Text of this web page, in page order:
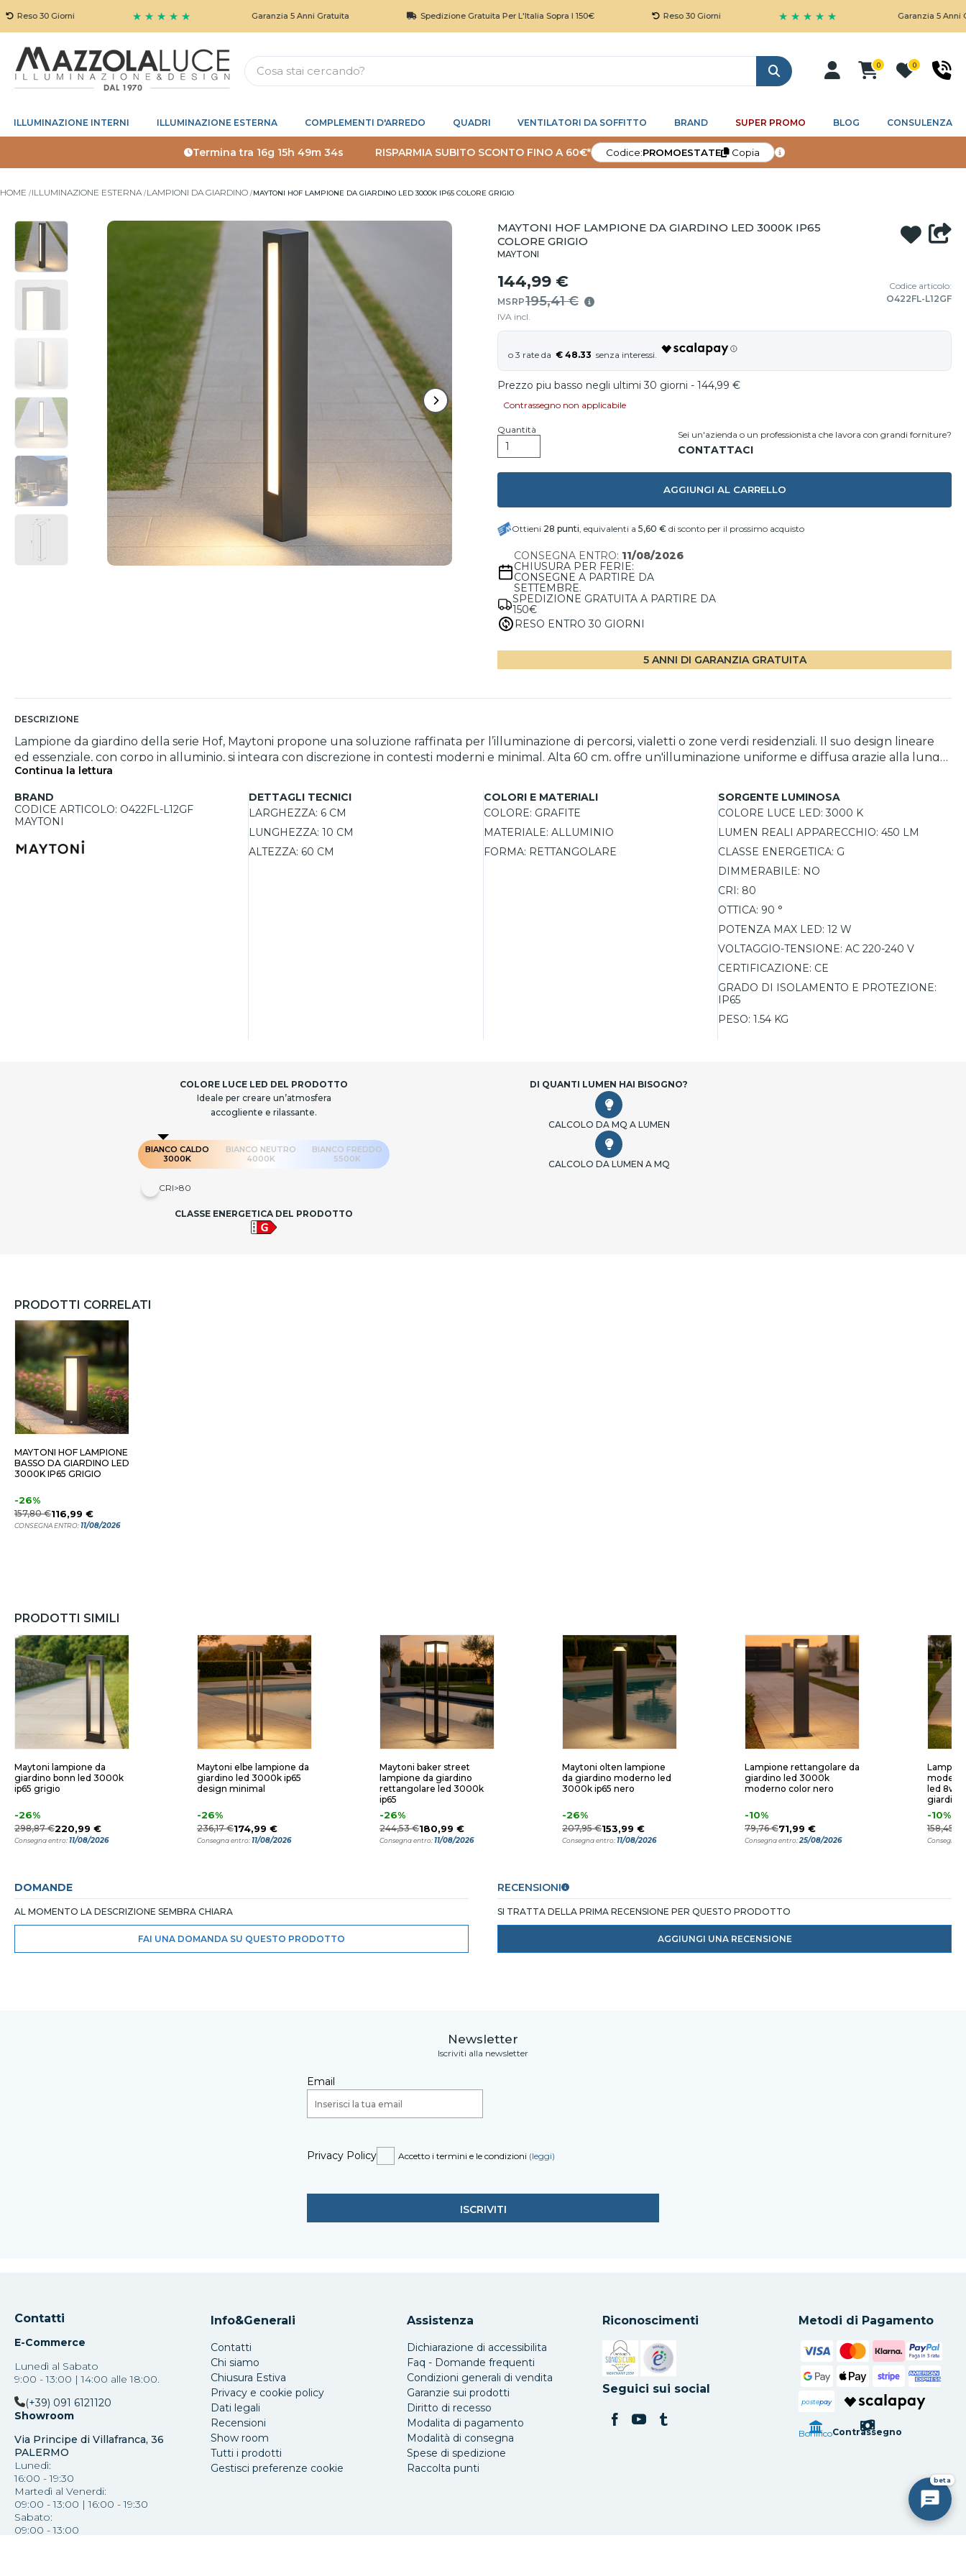
30 Giorni ★ ★ ★ ★ ★ Garanzia 5 Anni Gratuita Spedizione Gratuita Per L'Italia Sopra I 150€ Reso 30 Giorni ★ ★ ★ ★ ★ Garanzia 5 Anni Gratuita
Cerca
0 0
ILLUMINAZIONE INTERNI ILLUMINAZIONE ESTERNA COMPLEMENTI D'ARREDO QUADRI VENTILATORI DA SOFFITTO BRAND SUPER PROMO BLOG CONSULENZA
Termina tra 16g 15h 49m 33s RISPARMIA SUBITO SCONTO FINO A 60€* Codice:PROMOESTATE Copia
HOME ILLUMINAZIONE ESTERNA LAMPIONI DA GIARDINO MAYTONI HOF LAMPIONE DA GIARDINO LED 3000K IP65 COLORE GRIGIO
MAYTONI HOF LAMPIONE DA GIARDINO LED 3000K IP65
COLORE GRIGIO
MAYTONI
144,99 €
MSRP195,41 €
IVA incl.
Codice articolo:
O422FL-L12GF
€ 48.33
Prezzo piu basso negli ultimi 30 giorni - 144,99 €
Contrassegno non applicabile
Quantità Sei un'azienda o un professionista che lavora con grandi forniture?
AGGIUNGI AL CARRELLO
Ottieni 28 punti, equivalenti a 5,60 € di sconto per il prossimo acquisto
CONSEGNA ENTRO: 11/08/2026
CHIUSURA PER FERIE:
CONSEGNE A PARTIRE DA
SETTEMBRE.
SPEDIZIONE GRATUITA A PARTIRE DA
150€
RESO ENTRO 30 GIORNI
5 ANNI DI GARANZIA GRATUITA
DESCRIZIONE
Lampione da giardino della serie Hof, Maytoni propone una soluzione raffinata per l’illuminazione di percorsi, vialetti o zone verdi residenziali. Il suo design lineare
ed essenziale, con corpo in alluminio, si integra con discrezione in contesti moderni e minimal. Alta 60 cm, offre un'illuminazione uniforme e diffusa grazie alla lunga
superficie luminosa verticale, perfetta per migliorare la visibilità senza abbagliare. L'efficienza del LED da 12W con luce calda 3000K e fascio a 90° garantisce un
flusso di 450 lumen, sufficiente per creare un'atmosfera piacevole e sicura. È una soluzione per chi cerca un lampione per esterno resistente agli agenti atmosferici
con grado IP65.
Continua la lettura
BRAND
CODICE ARTICOLO: O422FL-L12GF
MAYTONI
DETTAGLI TECNICI
LARGHEZZA: 6 CM
LUNGHEZZA: 10 CM
ALTEZZA: 60 CM
COLORI E MATERIALI
COLORE: GRAFITE
MATERIALE: ALLUMINIO
FORMA: RETTANGOLARE
SORGENTE LUMINOSA
COLORE LUCE LED: 3000 K
LUMEN REALI APPARECCHIO: 450 LM
CLASSE ENERGETICA: G
DIMMERABILE: NO
CRI: 80
OTTICA: 90 °
POTENZA MAX LED: 12 W
VOLTAGGIO-TENSIONE: AC 220-240 V
CERTIFICAZIONE: CE
GRADO DI ISOLAMENTO E PROTEZIONE:
IP65
PESO: 1.54 KG
COLORE LUCE LED DEL PRODOTTO
Ideale per creare un’atmosfera
accogliente e rilassante.
BIANCO CALDO
3000K
BIANCO NEUTRO
4000K
BIANCO FREDDO
5500K
CRI>80
CLASSE ENERGETICA DEL PRODOTTO
DI QUANTI LUMEN HAI BISOGNO?
CALCOLO DA MQ A LUMEN
CALCOLO DA LUMEN A MQ
PRODOTTI CORRELATI
MAYTONI HOF LAMPIONE
BASSO DA GIARDINO LED
3000K IP65 GRIGIO
-26%
157,80 €116,99 €
CONSEGNA ENTRO:11/08/2026
PRODOTTI SIMILI
Maytoni lampione da
giardino bonn led 3000k
ip65 grigio
-26%
298,87 €220,99 €
Consegna entro:11/08/2026
Maytoni elbe lampione da
giardino led 3000k ip65
design minimal
-26%
236,17 €174,99 €
Consegna entro:11/08/2026
Maytoni baker street
lampione da giardino
rettangolare led 3000k
ip65
-26%
244,53 €180,99 €
Consegna entro:11/08/2026
Maytoni olten lampione
da giardino moderno led
3000k ip65 nero
-26%
207,95 €153,99 €
Consegna entro:11/08/2026
Lampione rettangolare da
giardino led 3000k
moderno color nero
-10%
79,76 €71,99 €
Consegna entro:25/08/2026
led 8w
giardino
-10%
158,45 €
Consegna
DOMANDE
AL MOMENTO LA DESCRIZIONE SEMBRA CHIARA
FAI UNA DOMANDA SU QUESTO PRODOTTO
RECENSIONI
SI TRATTA DELLA PRIMA RECENSIONE PER QUESTO PRODOTTO
AGGIUNGI UNA RECENSIONE
Newsletter
Iscriviti alla newsletter
Email
Privacy Policy Accetto i termini e le condizioni (leggi)
Contatti
E-Commerce
Lunedì al Sabato
9:00 - 13:00 | 14:00 alle 18:00.
(+39) 091 6121120
Showroom
Via Principe di Villafranca, 36
PALERMO
Lunedì:
16:00 - 19:30
Martedì al Venerdi:
09:00 - 13:00 | 16:00 - 19:30
Sabato:
09:00 - 13:00
Info&Generali
Contatti
Chi siamo
Chiusura Estiva
Privacy e cookie policy
Dati legali
Recensioni
Show room
Tutti i prodotti
Gestisci preferenze cookie
Assistenza
Dichiarazione di accessibilita
Faq - Domande frequenti
Condizioni generali di vendita
Garanzie sui prodotti
Diritto di recesso
Modalita di pagamento
Modalità di consegna
Spese di spedizione
Raccolta punti
Riconoscimenti
Si apre in una nuova scheda
Si apre in una nuova scheda
Seguici sui social
Metodi di Pagamento
postepay
BonificoContrassegno
beta